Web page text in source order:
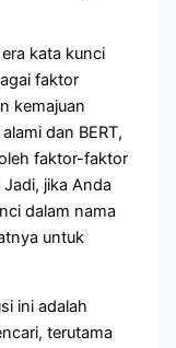
kata kunci
faktor
kemajuan
dan BERT,
faktor-faktor
jika Anda
dalam nama
untuk
ini adalah
terutama